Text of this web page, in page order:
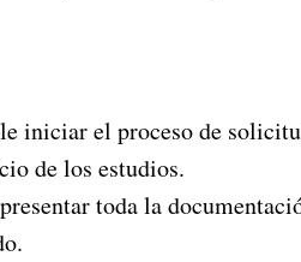
iniciar el proceso de
de los estudios.
toda la